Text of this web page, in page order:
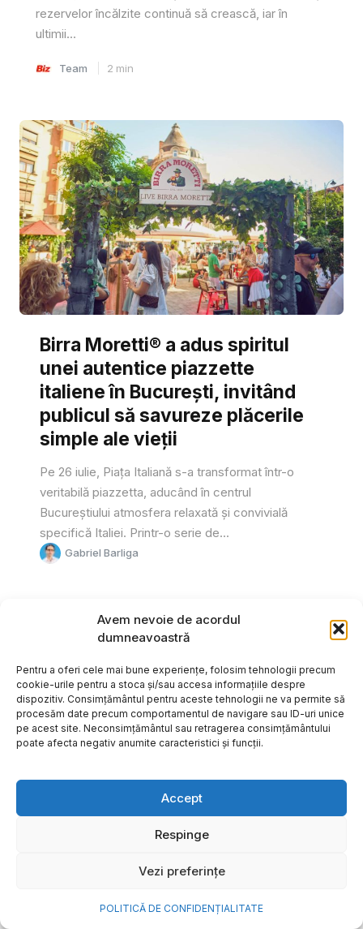
Avem nevoie de acordul
dumneavoastră
Pentru a oferi cele mai bune experiențe, folosim tehnologii precum
cookie-urile pentru a stoca și/sau accesa informațiile despre
dispozitiv. Consimțământul pentru aceste tehnologii ne va permite să
procesăm date precum comportamentul de navigare sau ID-uri unice
pe acest site. Neconsimțământul sau retragerea consimțământului
poate afecta negativ anumite caracteristici și funcții.
Accept
Respinge
Vezi preferințe
POLITICĂ DE CONFIDENȚIALITATE
rezervelor încălzite continuă să crească, iar în
ultimii...
Team 2 min
Birra Moretti® a adus spiritul
unei autentice piazzette
italiene în București, invitând
publicul să savureze plăcerile
simple ale vieții
Pe 26 iulie, Piața Italiană s-a transformat într-o
veritabilă piazzetta, aducând în centrul
Bucureștiului atmosfera relaxată și convivială
specifică Italiei. Printr-o serie de...
Gabriel Barliga
Cum transformi cele mai
o bijuterie Pandora pe care o
porți zi de zi